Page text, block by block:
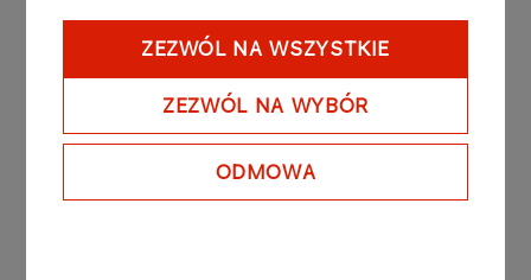
ZEZWÓL NA WSZYSTKIE
ZEZWÓL NA WYBÓR
ODMOWA
Północnego
10.12.2020